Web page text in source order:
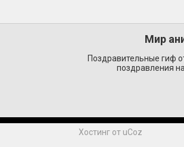
Мир
Поздравительные гиф
поздравления
Хостинг от uCoz